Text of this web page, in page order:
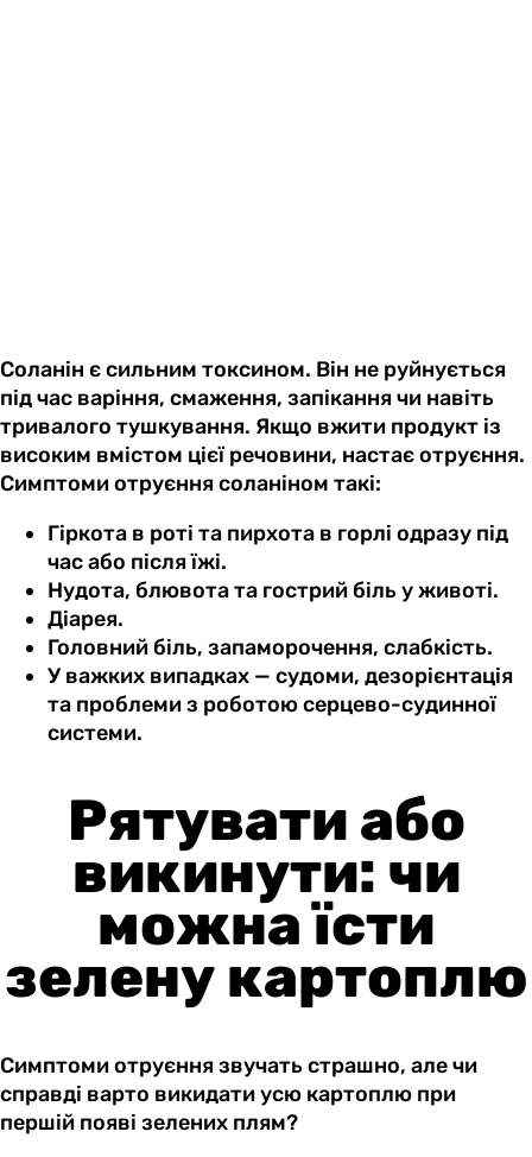
Соланін є сильним токсином. Він не руйнується
під час варіння, смаження, запікання чи навіть
тривалого тушкування. Якщо вжити продукт із
високим вмістом цієї речовини, настає отруєння.
Симптоми отруєння соланіном такі:
Гіркота в роті та пирхота в горлі одразу під
час або після їжі.
Нудота, блювота та гострий біль у животі.
Діарея.
Головний біль, запаморочення, слабкість.
У важких випадках — судоми, дезорієнтація
та проблеми з роботою серцево-судинної
системи.
Рятувати або
викинути: чи
можна їсти
зелену картоплю
Симптоми отруєння звучать страшно, але чи
справді варто викидати усю картоплю при
першій появі зелених плям?